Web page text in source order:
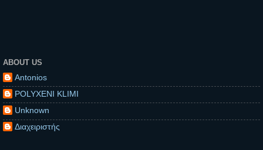
ABOUT US
Antonios
POLYXENI KLIMI
Unknown
Διαχειριστής